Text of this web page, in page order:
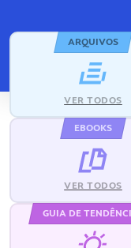
ARQUIVOS
VER TODOS
EBOOKS
VER TODOS
GUIA DE